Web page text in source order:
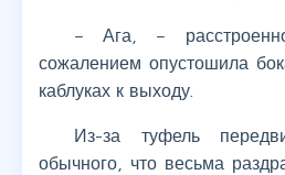
– Ага, –
сожалением опустошила
каблуках к выходу.
Из-за туфель
обычного, что весьма